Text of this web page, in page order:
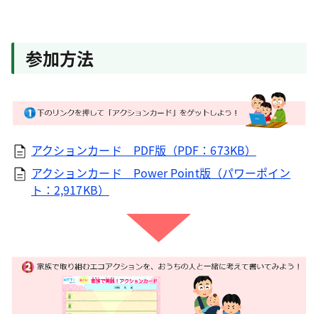
参加方法
アクションカード PDF版（PDF：673KB）
アクションカード Power Point版（パワーポイン
ト：2,917KB）